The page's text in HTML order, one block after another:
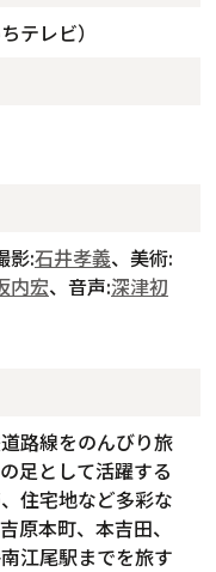
テレビ）
影:石井孝義、美術:
内宏、音声:深津初
路線をのんびり旅
足として活躍する
住宅地など多彩な
原本町、本吉田、
江尾駅までを旅す